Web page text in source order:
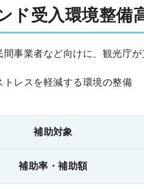
ド受入環境整備
間事業者など向けに、観光庁
トレスを軽減する環境の整備
補助対象
補助率・補助額